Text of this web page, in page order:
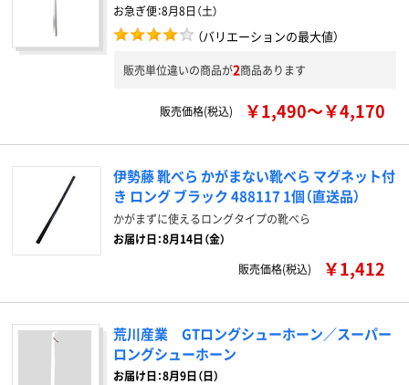
お急ぎ便：8月8日（土）
（バリエーションの最大値）
販売単位違いの商品が2商品あります
販売価格(税込) ￥1,490～￥4,170
伊勢藤 靴べら かがまない靴べら マグネット付
き ロング ブラック 488117 1個（直送品）
かがまずに使えるロングタイプの靴べら
お届け日：8月14日（金）
販売価格(税込)
￥1,412
荒川産業 GTロングシューホーン／スーパー
ロングシューホーン
お届け日：8月9日（日）